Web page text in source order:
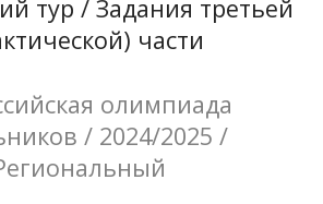
тур / Задания третьей
части
олимпиада
/ 2024/2025 /